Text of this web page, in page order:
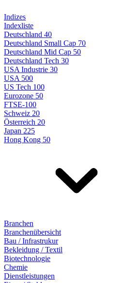
Indizes
Indexliste
Deutschland 40
Deutschland Small Cap 70
Deutschland Mid Cap 50
Deutschland Tech 30
USA Industrie 30
USA 500
US Tech 100
Eurozone 50
FTSE-100
Schweiz 20
Österreich 20
Japan 225
Hong Kong 50
Branchen
Branchenübersicht
Bau / Infrastrukur
Bekleidung / Textil
Biotechnologie
Chemie
Dienstleistungen